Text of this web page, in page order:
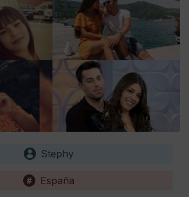
Stephy
España